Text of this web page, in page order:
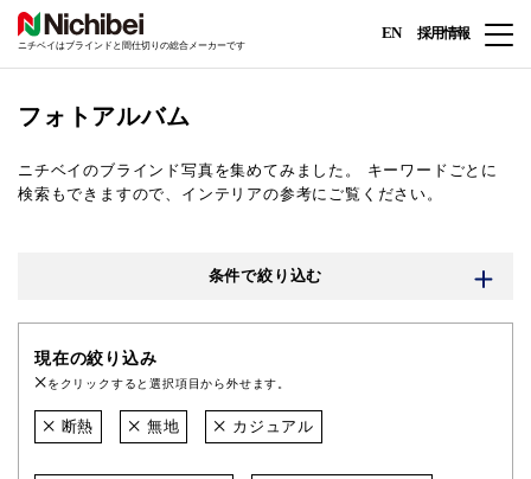
ニチベイはブラインドと間仕切りの総合メーカーです
EN 採用情報
フォトアルバム
ニチベイのブラインド写真を集めてみました。
キーワードごとに
検索もできますので、インテリアの参考にご覧ください。
条件で絞り込む
現在の絞り込み
をクリックすると選択項目から外せます。
断熱 無地 カジュアル